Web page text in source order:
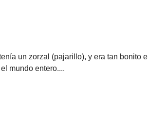
un zorzal (pajarillo), y era tan bonito el
mundo entero....